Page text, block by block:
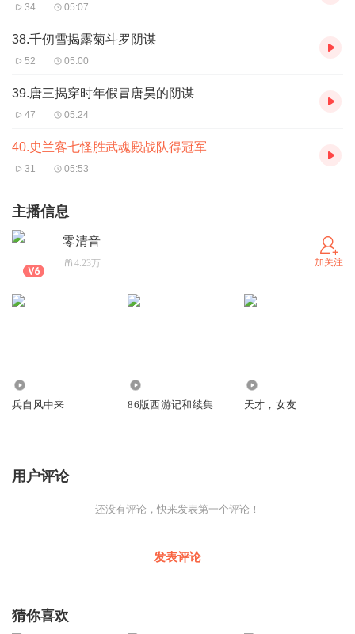
34 05:07
38.千仞雪揭露菊斗罗阴谋
52 05:00
39.唐三揭穿时年假冒唐昊的阴谋
47 05:24
40.史兰客七怪胜武魂殿战队得冠军
31 05:53
主播信息
零清音
4.23万 加关注
兵自风中来 86版西游记和续集 天才，女友
用户评论
还没有评论，快来发表第一个评论！
发表评论
猜你喜欢